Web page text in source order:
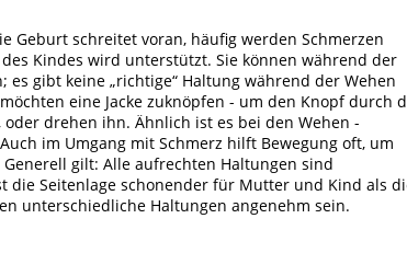
Geburt schreitet voran, häufig werden Schmerzen
Kindes wird unterstützt. Sie können während der
gibt keine „richtige“ Haltung während der Wehen
eine Jacke zuknöpfen - um den Knopf durch
drehen ihn. Ähnlich ist es bei den Wehen -
im Umgang mit Schmerz hilft Bewegung oft, um
gilt: Alle aufrechten Haltungen sind
die Seitenlage schonender für Mutter und Kind als
unterschiedliche Haltungen angenehm sein.